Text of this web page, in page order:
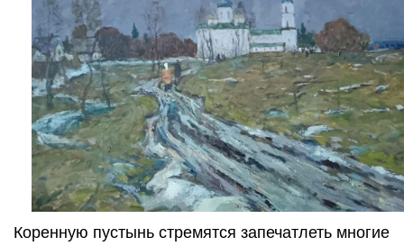
Коренную пустынь стремятся запечатлеть многие